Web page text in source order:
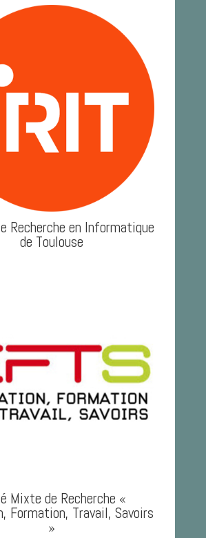
Recherche en Informatique
de Toulouse
Mixte de Recherche «
Formation, Travail, Savoirs
»